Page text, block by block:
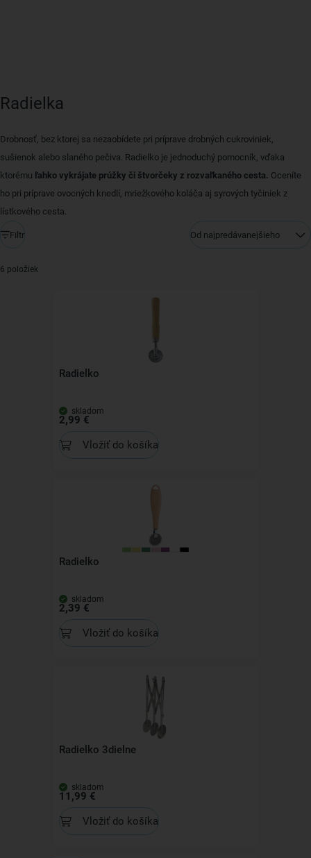
Radielka
Drobnosť, bez ktorej sa nezaobídete pri príprave drobných cukroviniek,
sušienok alebo slaného pečiva. Radielko je jednoduchý pomocník, vďaka
ktorému ľahko vykrájate prúžky či štvorčeky z rozvaľkaného cesta. Oceníte
ho pri príprave ovocných knedlí, mriežkového koláča aj syrových tyčiniek z
lístkového cesta.
Filtr Od najpredávanejšieho
6 položiek
Radielko
skladom
2,99 €
Vložiť do košíka
Radielko
skladom
2,39 €
Vložiť do košíka
Radielko 3dielne
skladom
11,99 €
Vložiť do košíka